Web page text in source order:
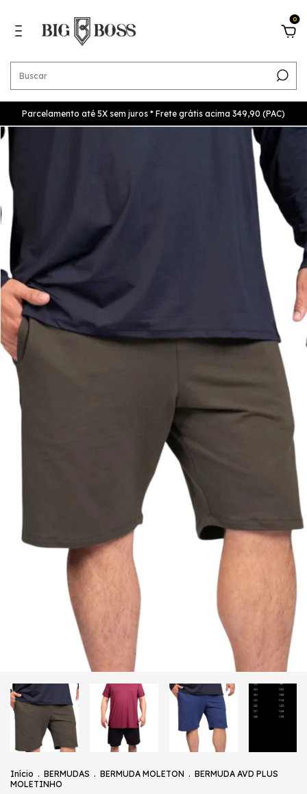
0
Parcelamento até 5X sem juros * Frete grátis acima 349,90 (PAC)
Início . BERMUDAS . BERMUDA MOLETON . BERMUDA AVD PLUS
MOLETINHO